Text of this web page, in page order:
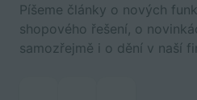
Píšeme články o nových
shopového řešení, o
samozřejmě i o dění v naší